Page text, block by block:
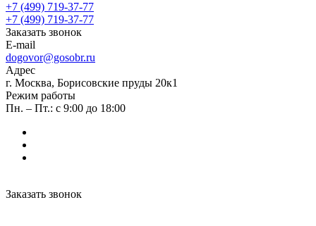
+7 (499) 719-37-77
+7 (499) 719-37-77
Заказать звонок
E-mail
dogovor@gosobr.ru
Адрес
г. Москва, Борисовские пруды 20к1
Режим работы
Пн. – Пт.: с 9:00 до 18:00
Заказать звонок